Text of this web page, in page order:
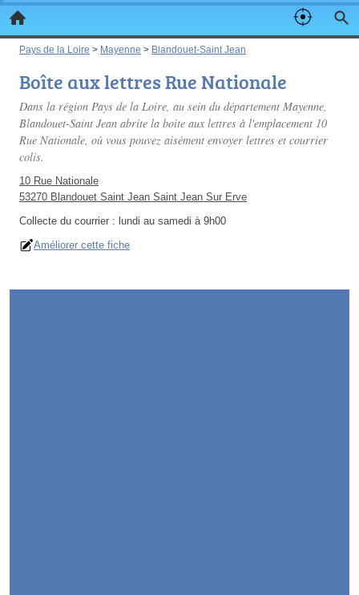
Pays de la Loire > Mayenne > Blandouet-Saint Jean
Boîte aux lettres Rue Nationale
Dans la région Pays de la Loire, au sein du département Mayenne,
Blandouet-Saint Jean abrite la boite aux lettres à l'emplacement 10
Rue Nationale, où vous pouvez aisément envoyer lettres et courrier
colis.
10 Rue Nationale
53270 Blandouet Saint Jean Saint Jean Sur Erve
Collecte du courrier : lundi au samedi à 9h00
Améliorer cette fiche